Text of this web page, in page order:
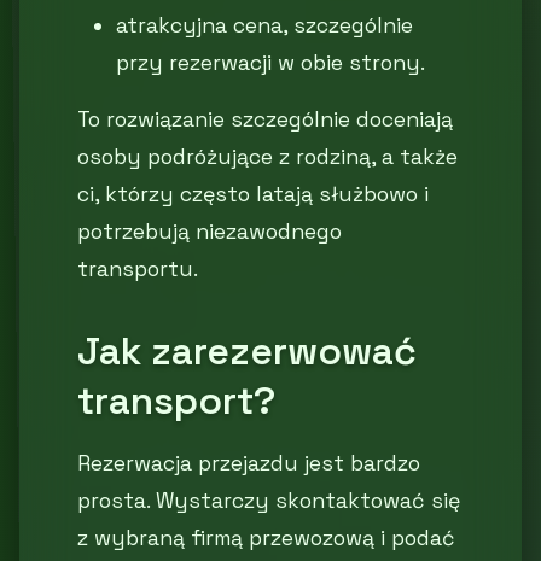
atrakcyjna cena, szczególnie
przy rezerwacji w obie strony.
To rozwiązanie szczególnie doceniają
osoby podróżujące z rodziną, a także
ci, którzy często latają służbowo i
potrzebują niezawodnego
transportu.
Jak zarezerwować
transport?
Rezerwacja przejazdu jest bardzo
prosta. Wystarczy skontaktować się
z wybraną firmą przewozową i podać